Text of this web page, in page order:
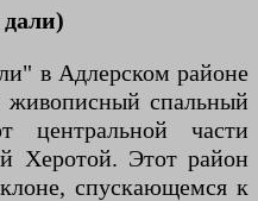
в Адлерском районе
живописный спальный
центральной части
Херотой. Этот район
спускающемся к